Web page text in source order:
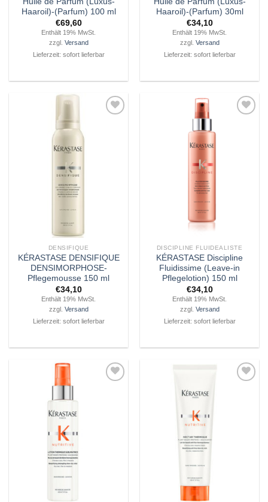
Haaroil)-(Parfum) 100 ml
€69,60
Enthält 19% MwSt.
zzgl. Versand
Lieferzeit: sofort lieferbar
Haaroil)-(Parfum) 30ml
€34,10
Enthält 19% MwSt.
zzgl. Versand
Lieferzeit: sofort lieferbar
DENSIFIQUE
KÉRASTASE DENSIFIQUE
DENSIMORPHOSE-
Pflegemousse 150 ml
€34,10
Enthält 19% MwSt.
zzgl. Versand
Lieferzeit: sofort lieferbar
Wunschliste
DISCIPLINE FLUIDEALISTE
KÉRASTASE Discipline
Fluidissime (Leave-in
Pflegelotion) 150 ml
€34,10
Enthält 19% MwSt.
zzgl. Versand
Lieferzeit: sofort lieferbar